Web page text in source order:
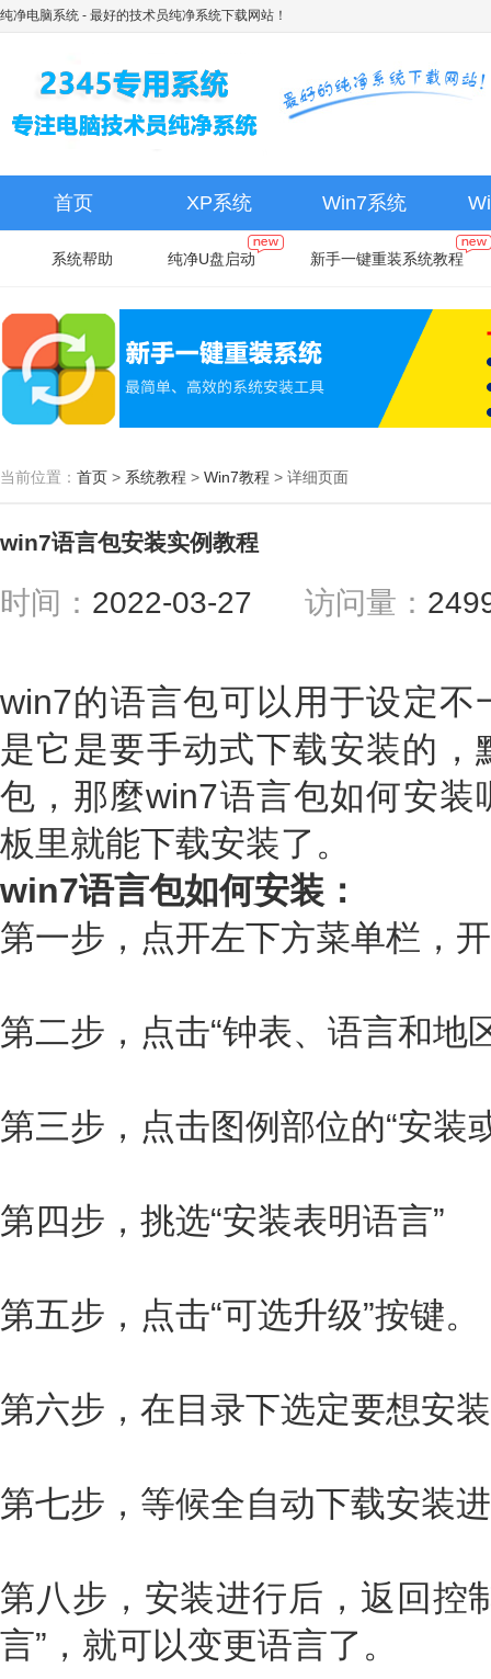
纯净电脑系统 - 最好的技术员纯净系统下载网站！
首页 XP系统 Win7系统
系统帮助 纯净U盘启动 新手一键重装系统教程
当前位置： 首页 > 系统教程 > Win7教程 > 详细页面
win7语言包安装实例教程
时间： 2022-03-27 访问量：
win7的语言包可以用于设定
是它是要手动式下载安装的
包，那麼win7语言包如何安
板里就能下载安装了。
win7语言包如何安装：
第一步，点开左下方菜单栏，
第二步，点击“钟表、语言和地
第三步，点击图例部位的“安装
第四步，挑选“安装表明语言”
第五步，点击“可选升级”按键。
第六步，在目录下选定要想安
第七步，等候全自动下载安装
第八步，安装进行后，返回控
言”，就可以变更语言了。